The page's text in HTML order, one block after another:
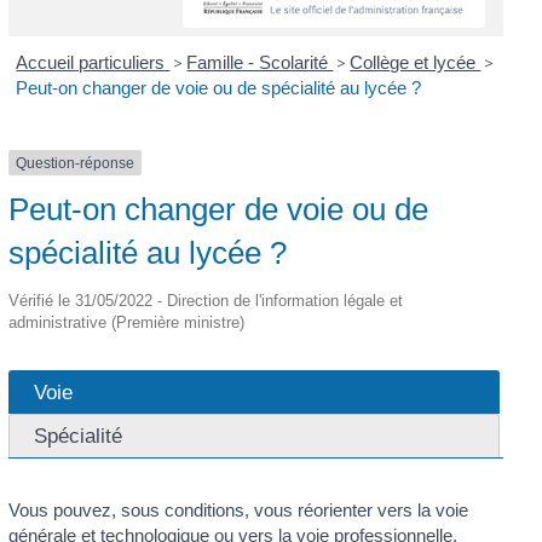
Accueil particuliers > Famille - Scolarité > Collège et lycée >
Peut-on changer de voie ou de spécialité au lycée ?
Question-réponse
Peut-on changer de voie ou de
spécialité au lycée ?
Vérifié le 31/05/2022 - Direction de l'information légale et
administrative (Première ministre)
Voie
Spécialité
Vous pouvez, sous conditions, vous réorienter vers la voie
générale et technologique ou vers la voie professionnelle.